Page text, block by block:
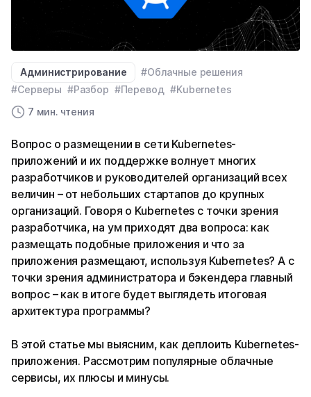
Администрирование
#Облачные решения
#Серверы #Разбор #Перевод #Kubernetes
7 мин. чтения
Вопрос о размещении в сети Kubernetes-
приложений и их поддержке волнует многих
разработчиков и руководителей организаций всех
величин – от небольших стартапов до крупных
организаций. Говоря о Kubernetes с точки зрения
разработчика, на ум приходят два вопроса: как
размещать подобные приложения и что за
приложения размещают, используя Kubernetes? А с
точки зрения администратора и бэкендера главный
вопрос – как в итоге будет выглядеть итоговая
архитектура программы?
В этой статье мы выясним, как деплоить Kubernetes-
приложения. Рассмотрим популярные облачные
сервисы, их плюсы и минусы.